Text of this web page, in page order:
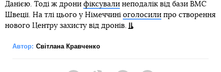
Данією. Тоді ж дрони фіксували неподалік від бази ВМС
Швеції. На тлі цього у Німеччині оголосили про створення
нового Центру захисту від дронів.
Автор: Світлана Кравченко